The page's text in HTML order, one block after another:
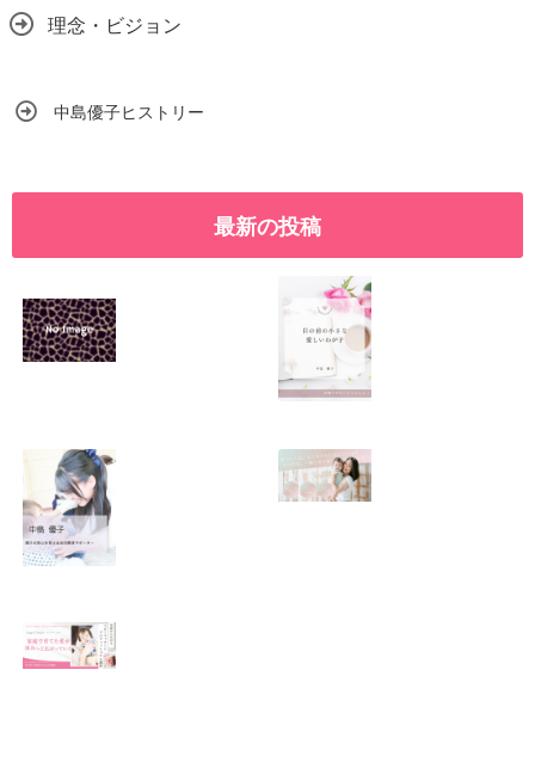
理念・ビジョン
中島優子ヒストリー
最新の投稿
2026.01.11 2026.01.08
りますように
2026.01.06